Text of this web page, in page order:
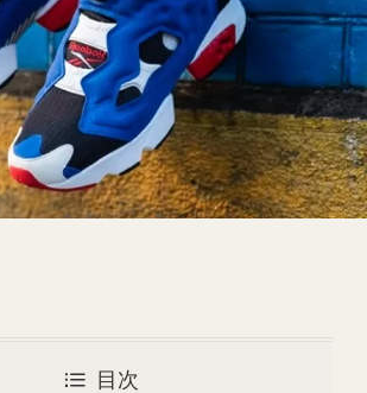
目次